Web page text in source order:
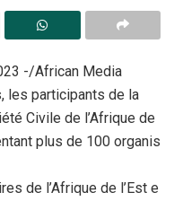
-/African Media
les participants de la
Civile de l’Afrique de
plus de 100 organis
de l’Afrique de l’Est e